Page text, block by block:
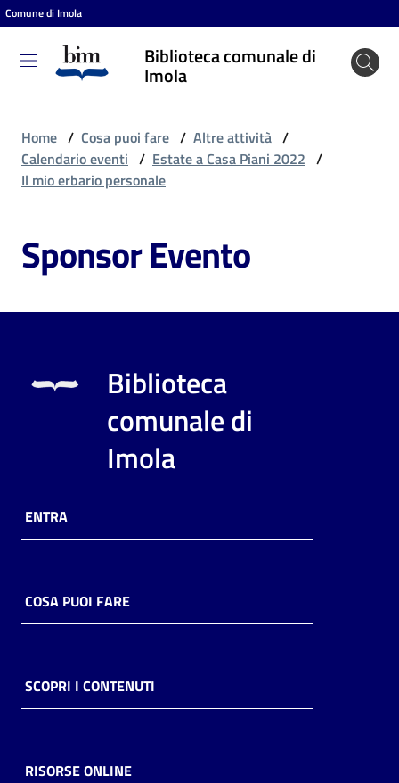
Vai al contenuto
Vai alla navigazione
Vai al footer
Comune di Imola
Biblioteca comunale di
Imola
Biblioteca
comunale
Cosa
fare
Scopri
online
Piani
Home / Cosa puoi fare / Altre attività /
Calendario eventi / Estate a Casa Piani 2022 /
Il mio erbario personale
Sponsor Evento
Biblioteca
comunale di
Imola
ENTRA
COSA PUOI FARE
SCOPRI I CONTENUTI
RISORSE ONLINE